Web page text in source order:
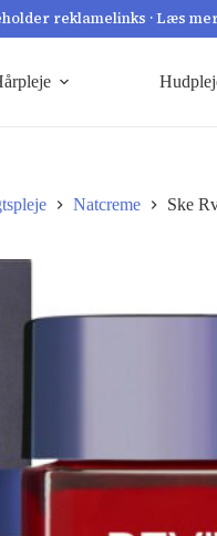
reklamelinks · Læs
Natcreme Ske